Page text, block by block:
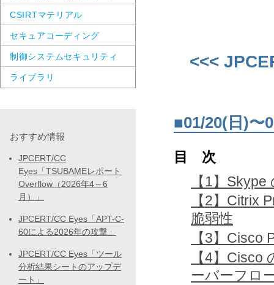
<<<
■01/20(日)〜
目 次
【1】
【2】Citrix
脆弱性
【3】Cisco
【4】Cisco
ーバーフロ
CSIRTマテリアル
セキュアコーディング
制御システムセキュリティ
ライブラリ
おすすめ情報
JPCERT/CC
Eyes「TSUBAMEレポート
Overflow（2026年4～6
月）」
JPCERT/CC Eyes「APT-C-
60による2026年の攻撃」
JPCERT/CC Eyes「ツール
分析結果シートのアップデ
ート」